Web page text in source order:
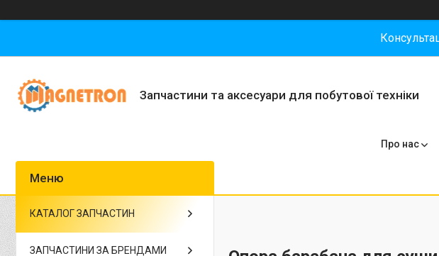
Запчастини та аксесуари для побутової техніки
Про нас
КАТАЛОГ ЗАПЧАСТИН
ЗАПЧАСТИНИ ЗА БРЕНДАМИ